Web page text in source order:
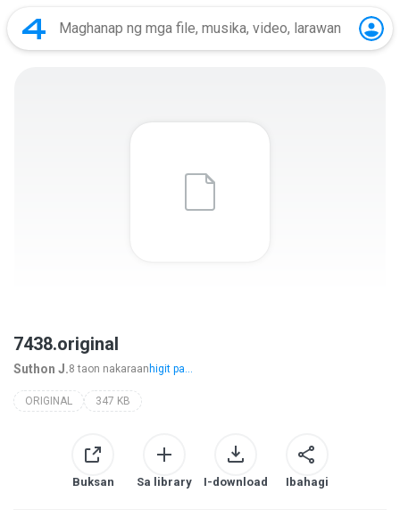
7438.original
Suthon J.8 taon nakaraan higit pa...
ORIGINAL 347 KB
Buksan Sa library I-download Ibahagi